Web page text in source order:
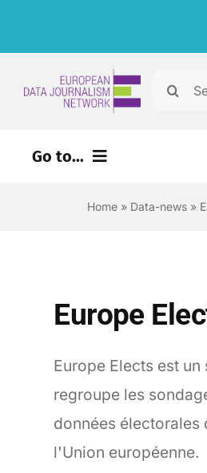
Ressources pour
Search
Go to...
Home » Data-news »
Europe
Europe Elects est
regroupe les
données électorales
l'Union européenne.